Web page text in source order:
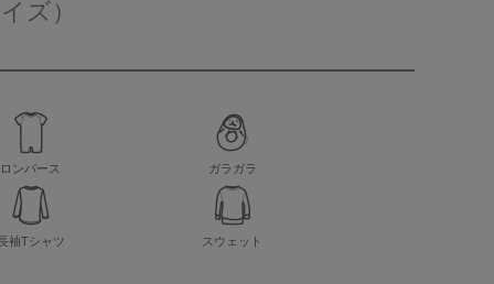
ズ）
ロンパース ガラガラ
袖Tシャツ スウェット